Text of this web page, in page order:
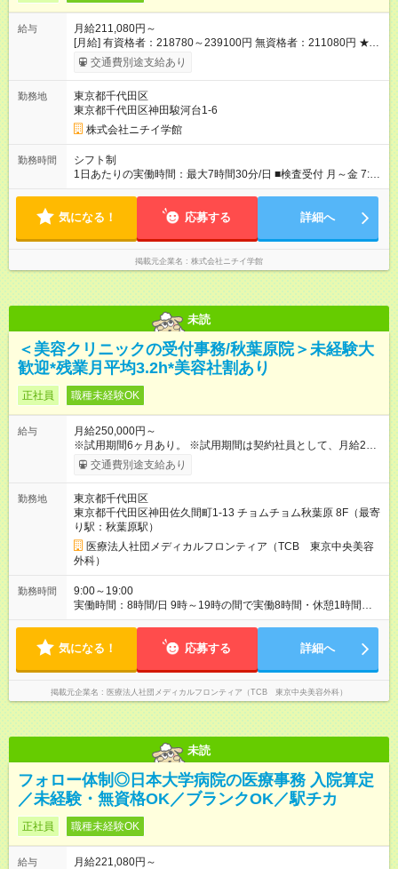
給与
月給211,080円～
[月給] 有資格者：218780～239100円 無資格者：211080円 ★賞
与あり 年2回（業績による 初年度1回） ★キャリアアップ制度
あり 進級により給与がアップします！ 【試用期間】試用期間あ
す。
交通費別途支給あり
勤務地
東京都千代田区
東京都千代田区神田駿河台1-6
株式会社ニチイ学館
勤務時間
シフト制
1日あたりの実働時間：最大7時間30分/日 ■検査受付 月～金 7:35
～16:05（休憩60分） 8:10～16:40（休憩60分） 土 7:35～
日での週5日のシフト制です。 （週5～6日のフルタイムも相談
気になる！ 応募する 詳細へ
掲載元企業名 株式会社ニチイ学館
未読
＜美容クリニックの受付事務/秋葉原院＞未経験大
歓迎*残業月平均3.2h*美容社割あり
正社員 職種未経験OK
給与
月給250,000円～
※試用期間6ヶ月あり。 ※試用期間は契約社員として、月給22万
円＋各種手当となります。 ※想定年収には賞与+インセンティブ
を含みます。 ◆残業手当は1分単位で全額支給 【試用期間】試用
時と異なる部分があります。 雇用形態：中途採用（契約社員）
給与：月給 220,000円以上
交通費別途支給あり
勤務地
東京都千代田区
東京都千代田区神田佐久間町1-13 チョムチョム秋葉原 8F（最寄
り駅：秋葉原駅）
医療法人社団メディカルフロンティア（TCB 東京中央美容
外科）
勤務時間
9:00～19:00
実働時間：8時間/日 9時～19時の間で実働8時間・休憩1時間
（クリニックにより9:00~18:00or10:00~19:00勤務） 【残業ほ
ィナーの予定を入れたり、お買い物、ピラティスのレッスンな
境です。
気になる！ 応募する 詳細へ
掲載元企業名 医療法人社団メディカルフロンティア（TCB 東京中央美容外科）
未読
フォロー体制◎日本大学病院の医療事務 入院算定
／未経験・無資格OK／ブランクOK／駅チカ
正社員 職種未経験OK
給与
月給221,080円～